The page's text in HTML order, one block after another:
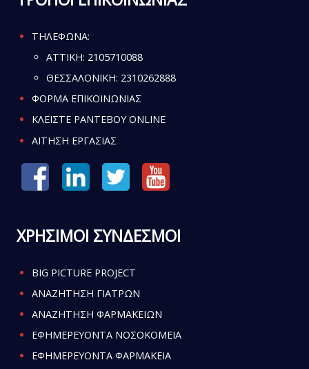
ΤΗΛΕΦΩΝΑ:
ATTIKH: 2105710088
ΘΕΣΣΑΛΟΝΙΚΗ: 2310262888
ΦΟΡΜΑ ΕΠΙΚΟΙΝΩΝΙΑΣ
ΚΛΕΙΣΤΕ ΡΑΝΤΕΒΟΥ ONLINE
ΑΙΤΗΣΗ ΕΡΓΑΣΙΑΣ
ΧΡΗΣΙΜΟΙ ΣΥΝΔΕΣΜΟΙ
BIG PICTURE PROJECT
ΑΝΑΖΗΤΗΣΗ ΓΙΑΤΡΩΝ
ΑΝΑΖΗΤΗΣΗ ΦΑΡΜΑΚΕΙΩΝ
ΕΦΗΜΕΡΕΥΟΝΤΑ ΝΟΣΟΚΟΜΕΙΑ
ΕΦΗΜΕΡΕΥΟΝΤΑ ΦΑΡΜΑΚΕΙΑ